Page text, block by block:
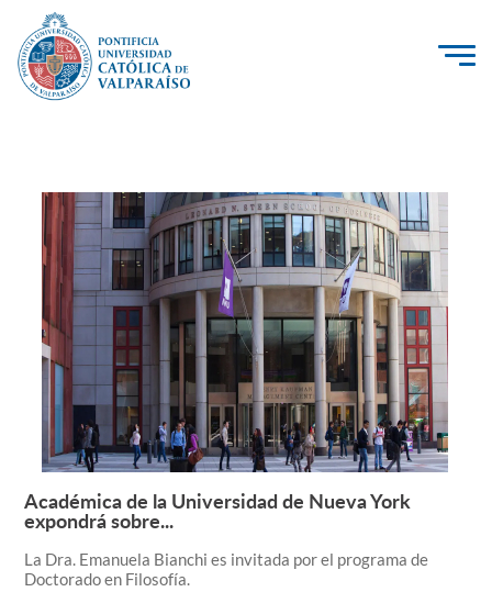
PUCV Internacional
Vinculación con el Medio
Admisión
Postgrado
Formación Continua
Estudiantes
Leer más +
Académica de la Universidad de Nueva York
expondrá sobre...
La Dra. Emanuela Bianchi es invitada por el programa de
Doctorado en Filosofía.